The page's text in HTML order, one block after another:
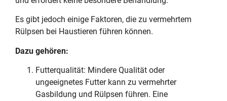
Es gibt jedoch einige Faktoren, die zu vermehrtem
Rülpsen bei Haustieren führen können.
Dazu gehören:
Futterqualität: Mindere Qualität oder
ungeeignetes Futter kann zu vermehrter
Gasbildung und Rülpsen führen. Eine